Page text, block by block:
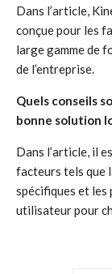
Dans l’article,
conçue pour les
large gamme de
de l’entreprise.
Quels conseils
bonne solution
Dans l’article, il
facteurs tels que
spécifiques et les
utilisateur pour